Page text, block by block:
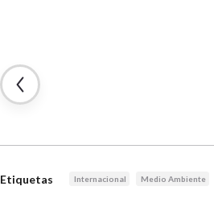
Etiquetas Internacional Medio Ambiente